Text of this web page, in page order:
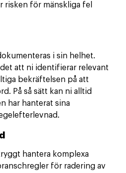
risken för mänskliga fel
i sin helhet.
att ni identifierar relevant
bekräftelsen på att
På så sätt kan ni alltid
har hanterat sina
hantera komplexa
för radering av